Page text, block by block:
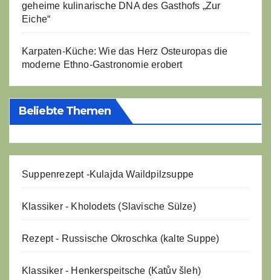
geheime kulinarische DNA des Gasthofs „Zur
Eiche“
Karpaten-Küche: Wie das Herz Osteuropas die
moderne Ethno-Gastronomie erobert
Beliebte Themen
Suppenrezept -Kulajda Waildpilzsuppe
Klassiker - Kholodets (Slavische Sülze)
Rezept - Russische Okroschka (kalte Suppe)
Klassiker - Henkerspeitsche (Katův šleh)